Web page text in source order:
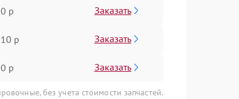
р Заказать
р Заказать
р Заказать
без учета стоимости запчастей.